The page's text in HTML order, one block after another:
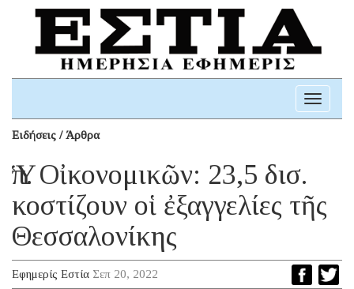
Toggle
Ειδήσεις / Άρθρα
Ὑπ. Οἰκονομικῶν: 23,5 δισ.
κοστίζουν οἱ ἐξαγγελίες τῆς
Θεσσαλονίκης
Εφημερίς Εστία Σεπ 20, 2022